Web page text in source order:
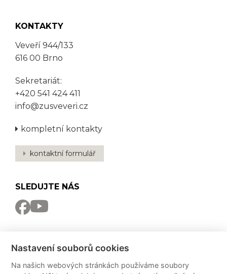
KONTAKTY
Veveří 944/133
616 00 Brno
Sekretariát:
+420 541 424 411
info@zusveveri.cz
kompletní kontakty
kontaktní formulář
SLEDUJTE NÁS
Nastavení souborů cookies
Na našich webových stránkách používáme soubory